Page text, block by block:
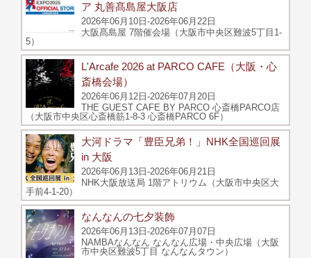
ア 丸善髙島屋大阪店
2026年06月10日-2026年06月22日
大阪髙島屋 7階催会場（大阪市中央区難波5丁目1-
5）
L'Arcafe 2026 at PARCO CAFE（大阪・心
斎橋会場）
2026年06月12日-2026年07月20日
THE GUEST CAFE BY PARCO 心斎橋PARCO店
（大阪市中央区心斎橋筋1-8-3 心斎橋PARCO 6F）
大河ドラマ「豊臣兄弟！」NHK全国巡回展
in 大阪
2026年06月13日-2026年06月21日
NHK大阪放送局 1階アトリウム（大阪市中央区大
手前4-1-20）
なんなんの七夕装飾
2026年06月13日-2026年07月07日
NAMBAなんなん なんなん広場・中央広場（大阪
市中央区難波5丁目 なんなんタウン）